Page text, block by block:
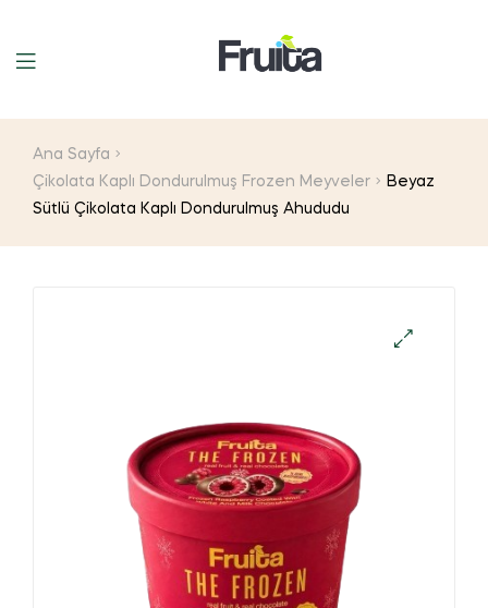
Ana Sayfa
Çikolata Kaplı Dondurulmuş Frozen Meyveler
Beyaz
Sütlü Çikolata Kaplı Dondurulmuş Ahududu